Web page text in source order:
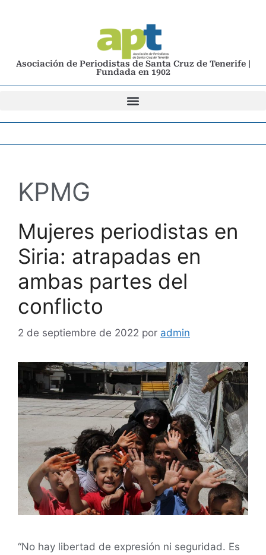
Asociación de Periodistas de Santa Cruz de Tenerife |
Fundada en 1902
KPMG
Mujeres periodistas en
Siria: atrapadas en
ambas partes del
conflicto
2 de septiembre de 2022 por admin
“No hay libertad de expresión ni seguridad. Es